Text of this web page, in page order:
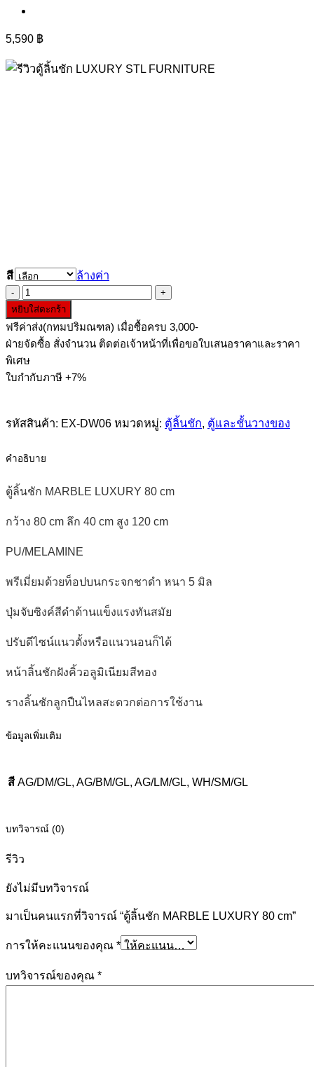
5,590 ฿
สี
ล้างค่า
จำนวน
ตู้
ลิ้น
ชัก
MARBLE
LUXURY
ชิ้น
หยิบใส่ตะกร้า
ฟรีค่าส่ง(กทมปริมณฑล) เมื่อซื้อครบ 3,000-
ฝ่ายจัดซื้อ สั่งจำนวน ติดต่อเจ้าหน้าที่เพื่อขอใบเสนอราคาและราคา
พิเศษ
ใบกำกับภาษี +7%
รหัสสินค้า: EX-DW06 หมวดหมู่: ตู้ลิ้นชัก, ตู้และชั้นวางของ
คำอธิบาย
ตู้ลิ้นชัก MARBLE LUXURY 80 cm
กว้าง 80 cm ลึก 40 cm สูง 120 cm
PU/MELAMINE
พรีเมี่ยมด้วยท็อปบนกระจกชาดำ หนา 5 มิล
ปุ่มจับซิงค์สีดำด้านแข็งแรงทันสมัย
ปรับดีไซน์แนวตั้งหรือแนวนอนก็ได้
หน้าลิ้นชักฝังคิ้วอลูมิเนียมสีทอง
รางลิ้นชักลูกปืนไหลสะดวกต่อการใช้งาน
ข้อมูลเพิ่มเติม
สี AG/DM/GL, AG/BM/GL, AG/LM/GL, WH/SM/GL
บทวิจารณ์ (0)
รีวิว
ยังไม่มีบทวิจารณ์
มาเป็นคนแรกที่วิจารณ์ “ตู้ลิ้นชัก MARBLE LUXURY 80 cm”
การให้คะแนนของคุณ *
บทวิจารณ์ของคุณ *